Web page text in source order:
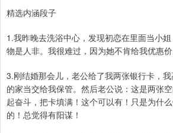
精选内涵段子
1.我昨晚去洗浴中心，发现初恋在里面当小
物是人非。我很难过，因为她不肯给我优惠价
3.刚结婚那会儿，老公给了我两张银行卡，
的家当交给我保管。然后老公说：这是两张
起奋斗，把卡填满！这个可以有！只是为什
的！总觉得有阳谋！